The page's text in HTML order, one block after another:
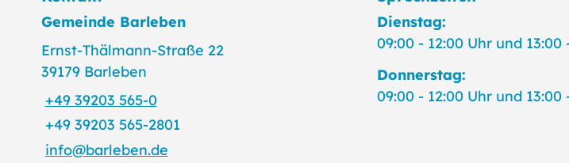
Gemeinde Barleben
Ernst-Thälmann-Straße 22
39179 Barleben
+49 39203 565-0
+49 39203 565-2801
info@barleben.de
Dienstag:
09:00 - 12:00 Uhr und 13:00
Donnerstag:
09:00 - 12:00 Uhr und 13:00